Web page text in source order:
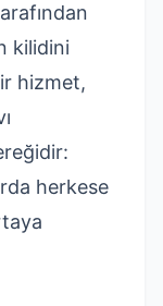
kilidini
hizmet,
herkese